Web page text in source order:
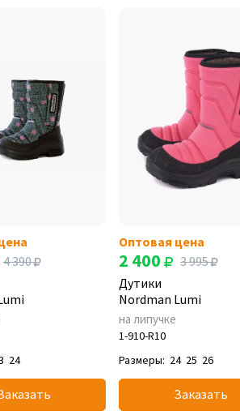
4 390
24
Оптовая цена
2 400
3 995
Дутики
Nordman Lumi
на липучке
1-910-R10
Размеры: 24 25 26
Заказать